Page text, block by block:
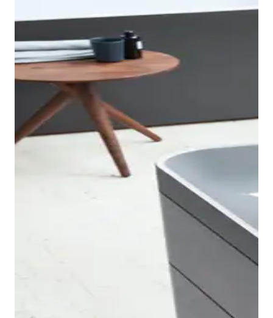
Gli angoli delicati e arrotondati caratterizzano anche
le vasche da bagno Happy D.2 e conferiscono alla
serie un linguaggio formale inconfondibile e
Le vasche sono disponibili nella versione da incasso
oltre che nei modelli centro stanza, da appoggio a
parete e angolare con pannello acrilico integrato in
bianco lucido. Il design accattivante, le dimensioni
esterne compatte e i diversi modelli offrono flessibilità